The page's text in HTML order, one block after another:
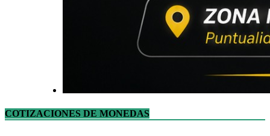
COTIZACIONES DE MONEDAS